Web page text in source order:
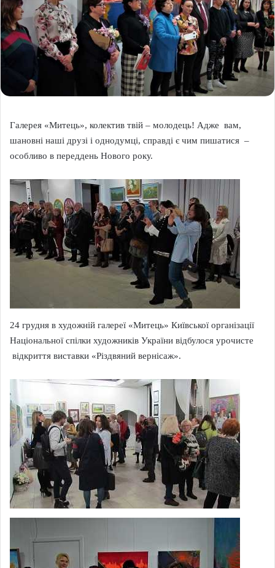
Галерея «Митець», колектив твій – молодець! Адже вам,
шановні наші друзі і однодумці, справді є чим пишатися –
особливо в переддень Нового року.
24 грудня в художній галереї «Митець» Київської організації
Національної спілки художників України відбулося урочисте
відкриття виставки «Різдвяний вернісаж».